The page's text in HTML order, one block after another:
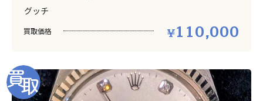
グッチ
買取価格 110,000